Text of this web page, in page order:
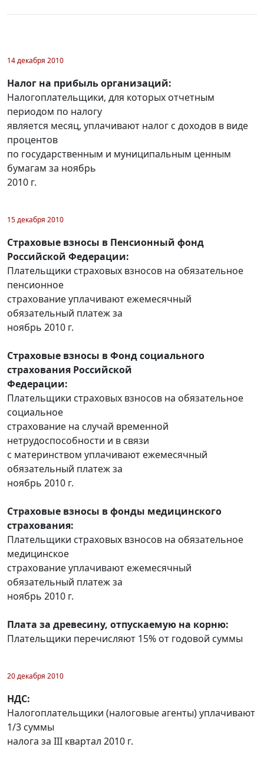
14 декабря 2010
Налог на прибыль организаций:
Налогоплательщики, для которых отчетным
периодом по налогу
является месяц, уплачивают налог с доходов в виде
процентов
по государственным и муниципальным ценным
бумагам за ноябрь
2010 г.
15 декабря 2010
Страховые взносы в Пенсионный фонд
Российской Федерации:
Плательщики страховых взносов на обязательное
пенсионное
страхование уплачивают ежемесячный
обязательный платеж за
ноябрь 2010 г.
Страховые взносы в Фонд социального
страхования Российской
Федерации:
Плательщики страховых взносов на обязательное
социальное
страхование на случай временной
нетрудоспособности и в связи
с материнством уплачивают ежемесячный
обязательный платеж за
ноябрь 2010 г.
Страховые взносы в фонды медицинского
страхования:
Плательщики страховых взносов на обязательное
медицинское
страхование уплачивают ежемесячный
обязательный платеж за
ноябрь 2010 г.
Плата за древесину, отпускаемую на корню:
Плательщики перечисляют 15% от годовой суммы
20 декабря 2010
НДС:
Налогоплательщики (налоговые агенты) уплачивают
1/3 суммы
налога за III квартал 2010 г.